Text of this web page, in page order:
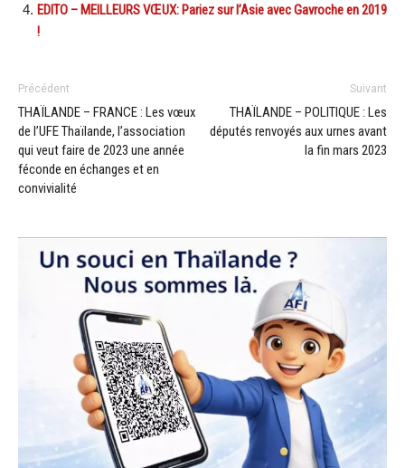
EDITO – MEILLEURS VŒUX: Pariez sur l’Asie avec Gavroche en 2019
!
Précédent
THAÏLANDE – FRANCE : Les vœux
de l’UFE Thaïlande, l’association
qui veut faire de 2023 une année
féconde en échanges et en
convivialité
Suivant
THAÏLANDE – POLITIQUE : Les
députés renvoyés aux urnes avant
la fin mars 2023